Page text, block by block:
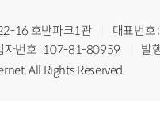
16 호반파크1관
대표번
자번호 : 107-81-80959
발
All Rights Reserved.